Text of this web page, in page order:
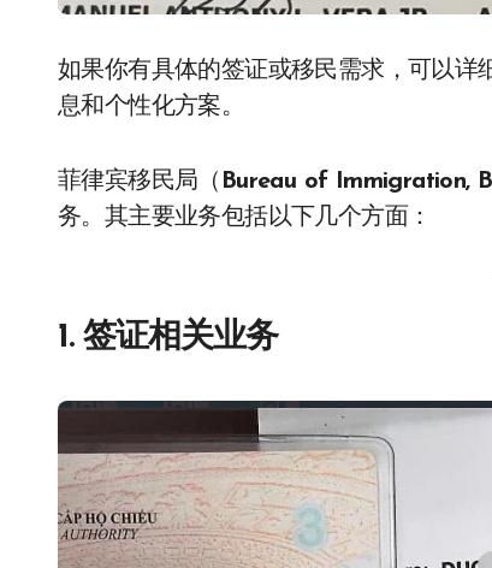
如果你有具体的签证或移民需求，可以详
息和个性化方案。
菲律宾移民局（ Bureau of Immigration,
务。其主要业务包括以下几个方面：
1. 签证相关业务